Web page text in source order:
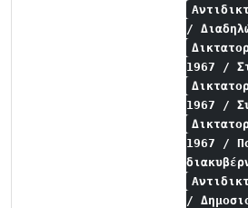
/
1967 /
1967 /
1967 /
/